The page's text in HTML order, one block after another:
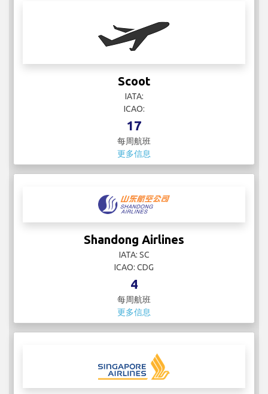
Scoot
IATA:
ICAO:
17
每周航班
更多信息
Shandong Airlines
IATA: SC
ICAO: CDG
4
每周航班
更多信息